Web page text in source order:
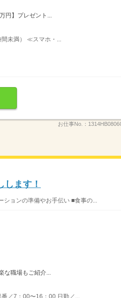
円】プレゼント...
間未満） ≪スマホ・...
お仕事No.：
します！
ョンの準備やお手伝い ■食事の...
な職場もご紹介...